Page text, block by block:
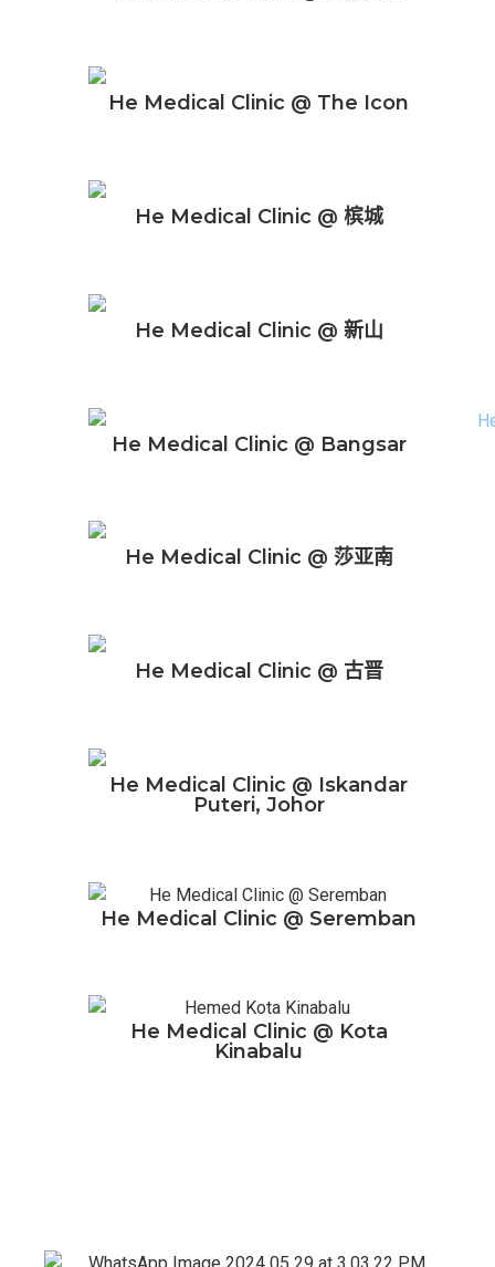
He Medical Clinic @ The Icon
He Medical Clinic @ 槟城
He Medical Clinic @ 新山
He Medical Clinic @ Bangsar
He Medical Clinic @ 莎亚南
He Medical Clinic @ 古晋
He Medical Clinic @ Iskandar
Puteri, Johor
He Medical Clinic @ Seremban
He Medical Clinic @ Kota
Kinabalu